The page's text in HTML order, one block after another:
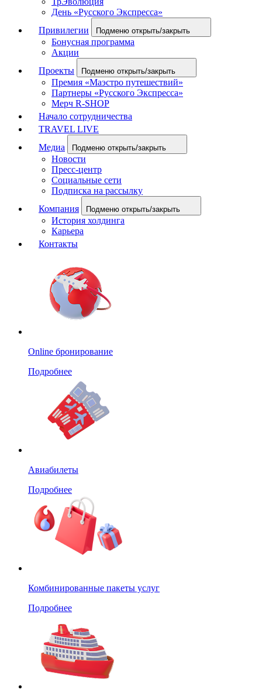
День «Русского Экспресса»
Привилегии
Подменю открыть/закрыть
Бонусная программа
Акции
Проекты
Подменю открыть/закрыть
Премия «Маэстро путешествий»
Партнеры «Русского Экспресса»
Мерч R-SHOP
Начало сотрудничества
TRAVEL LIVE
Медиа
Подменю открыть/закрыть
Новости
Пресс-центр
Социальные сети
Подписка на рассылку
Компания
Подменю открыть/закрыть
История холдинга
Карьера
Контакты
Online бронирование
Подробнее
Авиабилеты
Подробнее
Комбинированные пакеты услуг
Подробнее